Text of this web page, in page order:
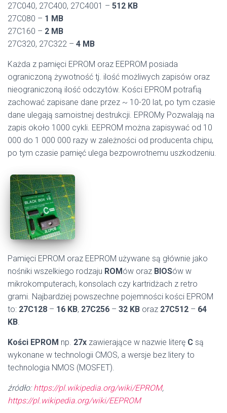
27C040, 27C400, 27C4001 – 512 KB
27C080 – 1 MB
27C160 – 2 MB
27C320, 27C322 – 4 MB
Każda z pamięci EPROM oraz EEPROM posiada
ograniczoną żywotność tj. ilość możliwych zapisów oraz
nieograniczoną ilość odczytów. Kości EPROM potrafią
zachować zapisane dane przez ~ 10-20 lat, po tym czasie
dane ulegają samoistnej destrukcji. EPROMy Pozwalają na
zapis około 1000 cykli. EEPROM można zapisywać od 10
000 do 1 000 000 razy w zależności od producenta chipu,
po tym czasie pamięć ulega bezpowrotnemu uszkodzeniu.
Pamięci EPROM oraz EEPROM używane są głównie jako
nośniki wszelkiego rodzaju ROMów oraz BIOSów w
mikrokomputerach, konsolach czy kartridżach z retro
grami. Najbardziej powszechne pojemności kości EPROM
to: 27C128 – 16 KB, 27C256 – 32 KB oraz 27C512 – 64
KB.
Kości EPROM np. 27x zawierające w nazwie literę C są
wykonane w technologii CMOS, a wersje bez litery to
technologia NMOS (MOSFET).
źródło: https://pl.wikipedia.org/wiki/EPROM,
https://pl.wikipedia.org/wiki/EEPROM